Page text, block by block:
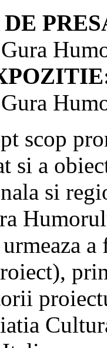
scop
si a
si